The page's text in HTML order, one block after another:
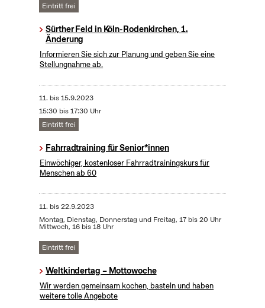
Eintritt frei
Sürther Feld in Köln-Rodenkirchen, 1.
Änderung
Informieren Sie sich zur Planung und geben Sie eine
Stellungnahme ab.
11. bis15.9.2023
15:30 bis 17:30 Uhr
Eintritt frei
Fahrradtraining für Senior*innen
Einwöchiger, kostenloser Fahrradtrainingskurs für
Menschen ab 60
11. bis22.9.2023
Montag, Dienstag, Donnerstag und Freitag, 17 bis 20 Uhr
Mittwoch, 16 bis 18 Uhr
Eintritt frei
Weltkindertag – Mottowoche
Wir werden gemeinsam kochen, basteln und haben
weitere tolle Angebote